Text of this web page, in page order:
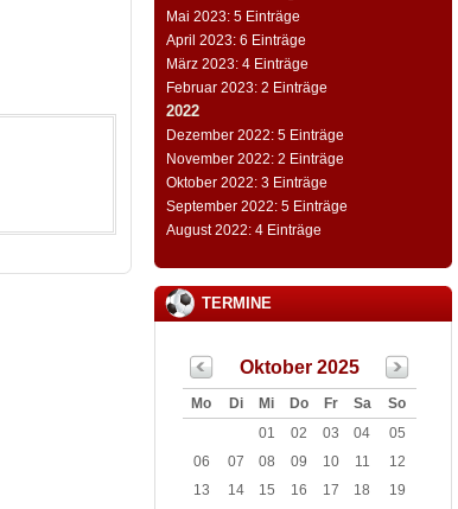
Mai 2023: 5 Einträge
April 2023: 6 Einträge
März 2023: 4 Einträge
Februar 2023: 2 Einträge
2022
Dezember 2022: 5 Einträge
November 2022: 2 Einträge
Oktober 2022: 3 Einträge
September 2022: 5 Einträge
August 2022: 4 Einträge
TERMINE
Oktober 2025
Mo Di Mi Do Fr Sa
So
01
02 03 04
05
06
07 08 09 10 11
12
13
14 15 16 17 18
19